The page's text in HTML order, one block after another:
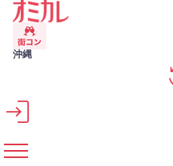
メインコンテンツへスキップ
沖縄